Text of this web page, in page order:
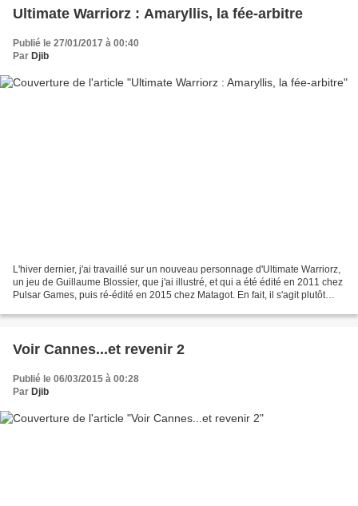
Ultimate Warriorz : Amaryllis, la fée-arbitre
Publié le 27/01/2017 à 00:40
Par Djib
L'hiver dernier, j'ai travaillé sur un nouveau personnage d'Ultimate Warriorz,
un jeu de Guillaume Blossier, que j'ai illustré, et qui a été édité en 2011 chez
Pulsar Games, puis ré-édité en 2015 chez Matagot. En fait, il s'agit plutôt
Voir Cannes...et revenir 2
Publié le 06/03/2015 à 00:28
Par Djib